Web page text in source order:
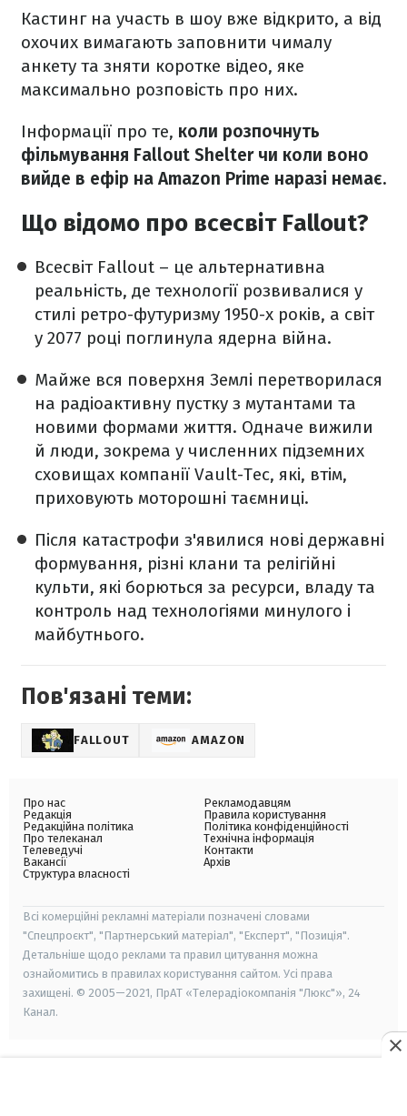
Кастинг на участь в шоу вже відкрито, а від
охочих вимагають заповнити чималу
анкету та зняти коротке відео, яке
максимально розповість про них.
Інформації про те, коли розпочнуть
фільмування Fallout Shelter чи коли воно
вийде в ефір на Amazon Prime наразі немає.
Що відомо про всесвіт Fallout?
Всесвіт Fallout – це альтернативна
реальність, де технології розвивалися у
стилі ретро-футуризму 1950-х років, а світ
у 2077 році поглинула ядерна війна.
Майже вся поверхня Землі перетворилася
на радіоактивну пустку з мутантами та
новими формами життя. Одначе вижили
й люди, зокрема у численних підземних
сховищах компанії Vault-Tec, які, втім,
приховують моторошні таємниці.
Після катастрофи з'явилися нові державні
формування, різні клани та релігійні
культи, які борються за ресурси, владу та
контроль над технологіями минулого і
майбутнього.
Пов'язані теми:
FALLOUT AMAZON
Про нас
Редакція
Редакційна політика
Про телеканал
Телеведучі
Вакансії
Структура власності
Рекламодавцям
Правила користування
Політика конфіденційності
Технічна інформація
Контакти
Архів
Всі комерційні рекламні матеріали позначені словами
"Спецпроєкт", "Партнерський матеріал", "Експерт", "Позиція".
Детальніше щодо реклами та правил цитування можна
ознайомитись в правилах користування сайтом. Усі права
захищені. © 2005—2021, ПрАТ «Телерадіокомпанія "Люкс"», 24
Канал.